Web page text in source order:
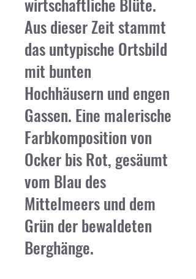
Aus dieser Zeit stammt
das untypische Ortsbild
mit bunten
Hochhäusern und engen
Gassen. Eine malerische
Farbkomposition von
Ocker bis Rot, gesäumt
vom Blau des
Mittelmeers und dem
Grün der bewaldeten
Berghänge.